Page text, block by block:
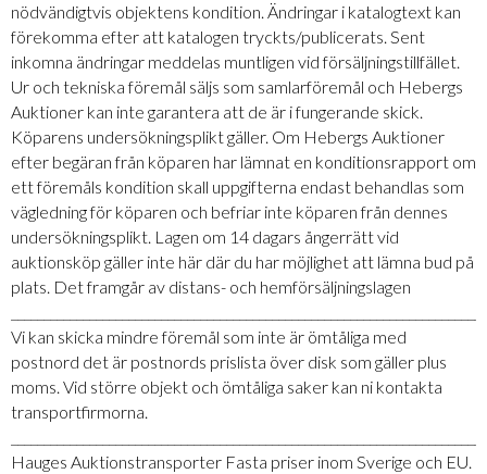
nödvändigtvis objektens kondition. Ändringar i katalogtext kan
förekomma efter att katalogen tryckts/publicerats. Sent
inkomna ändringar meddelas muntligen vid försäljningstillfället.
Ur och tekniska föremål säljs som samlarföremål och Hebergs
Auktioner kan inte garantera att de är i fungerande skick.
Köparens undersökningsplikt gäller. Om Hebergs Auktioner
efter begäran från köparen har lämnat en konditionsrapport om
ett föremåls kondition skall uppgifterna endast behandlas som
vägledning för köparen och befriar inte köparen från dennes
undersökningsplikt. Lagen om 14 dagars ångerrätt vid
auktionsköp gäller inte här där du har möjlighet att lämna bud på
plats. Det framgår av distans- och hemförsäljningslagen
Vi kan skicka mindre föremål som inte är ömtåliga med
postnord det är postnords prislista över disk som gäller plus
moms. Vid större objekt och ömtåliga saker kan ni kontakta
transportfirmorna.
Hauges Auktionstransporter Fasta priser inom Sverige och EU.